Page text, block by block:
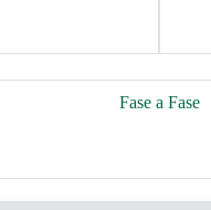
Fase a Fase